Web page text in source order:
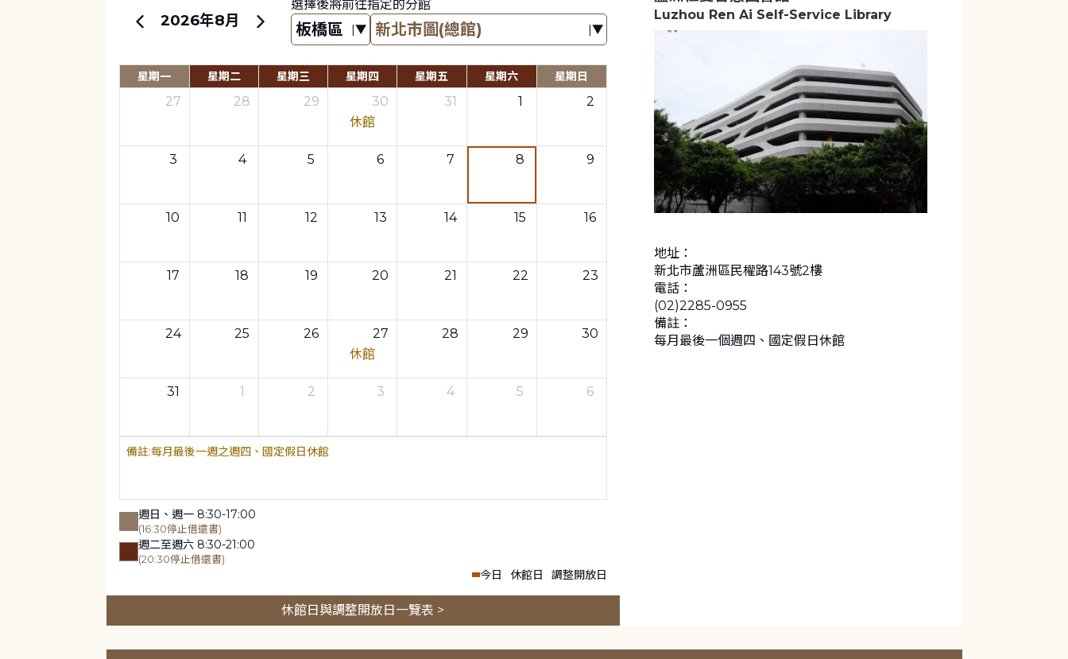
2026年8月
選擇後將前往指定的分館
星期一 星期二 星期三 星期四 星期五 星期六 星期日
27 28 29
30
休館
31 1 2
3 4 5 6 7 8 9
10 11 12 13 14 15 16
17 18 19 20 21 22 23
24 25 26
27
休館
28 29 30
31 1 2 3 4 5 6
每月最後一週之週四、國定假日休館
週日、週一 8:30-17:00
(16:30停止借還書)
週二至週六 8:30-21:00
(20:30停止借還書)
今日 休館日 調整開放日
休館日與調整開放日一覽表 >
Luzhou Ren Ai Self-Service Library
地址：
新北市蘆洲區民權路143號2樓
電話：
(02)2285-0955
備註：
每月最後一個週四、國定假日休館